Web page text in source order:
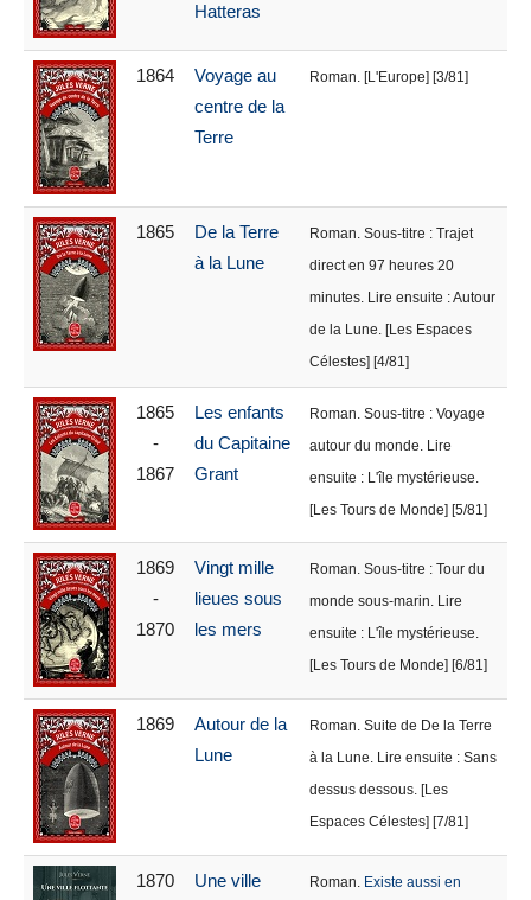
Hatteras
1864
Voyage au
centre de la
Terre
Roman. [L'Europe] [3/81]
1865
De la Terre
à la Lune
Roman. Sous-titre : Trajet
direct en 97 heures 20
minutes. Lire ensuite : Autour
de la Lune. [Les Espaces
Célestes] [4/81]
1865
-
1867
Les enfants
du Capitaine
Grant
Roman. Sous-titre : Voyage
autour du monde. Lire
ensuite : L'île mystérieuse.
[Les Tours de Monde] [5/81]
1869
-
1870
Vingt mille
lieues sous
les mers
Roman. Sous-titre : Tour du
monde sous-marin. Lire
ensuite : L'île mystérieuse.
[Les Tours de Monde] [6/81]
1869
Autour de la
Lune
Roman. Suite de De la Terre
à la Lune. Lire ensuite : Sans
dessus dessous. [Les
Espaces Célestes] [7/81]
1870
Une ville
Roman. Existe aussi en